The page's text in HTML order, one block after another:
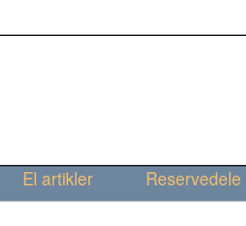
El artikler
Reservedele